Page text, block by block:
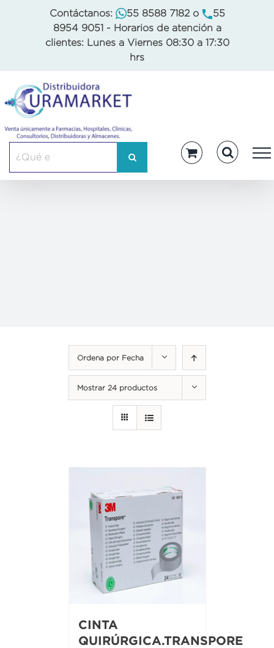
Contáctanos: 55 8588 7182o
55
8954 9051 - Horarios de atención a
clientes: Lunes a Viernes 08:30 a 17:30
hrs
Ordena por Fecha
Mostrar 24 productos
CINTA
QUIRÚRGICA.TRANSPORE